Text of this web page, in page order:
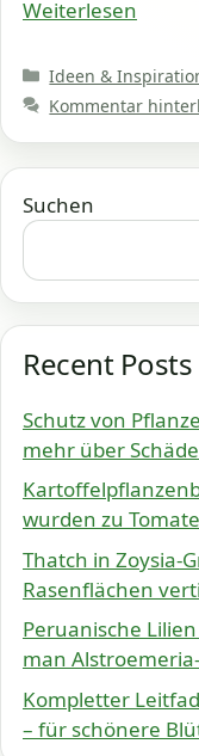
Weiterlesen
Kategorien
Ideen &
Kommentar
Suchen
Recent Posts
Schutz von
mehr über
wurden zu
Thatch in Zoysia-
Rasenflächen
Peruanische
man
Kompletter
– für schönere